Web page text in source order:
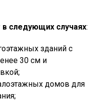
следующих случаях:
зданий с
30 см и
домов для